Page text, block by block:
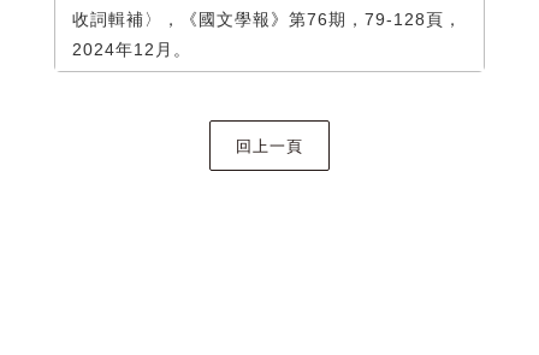
收詞輯補〉，《國文學報》第76期，79-128頁，
2024年12月。